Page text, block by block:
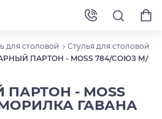
для столовой
Стулья для столовой
ПАРТОН - MOSS 784/СОЮЗ М/
- MOSS
ГАВАНА